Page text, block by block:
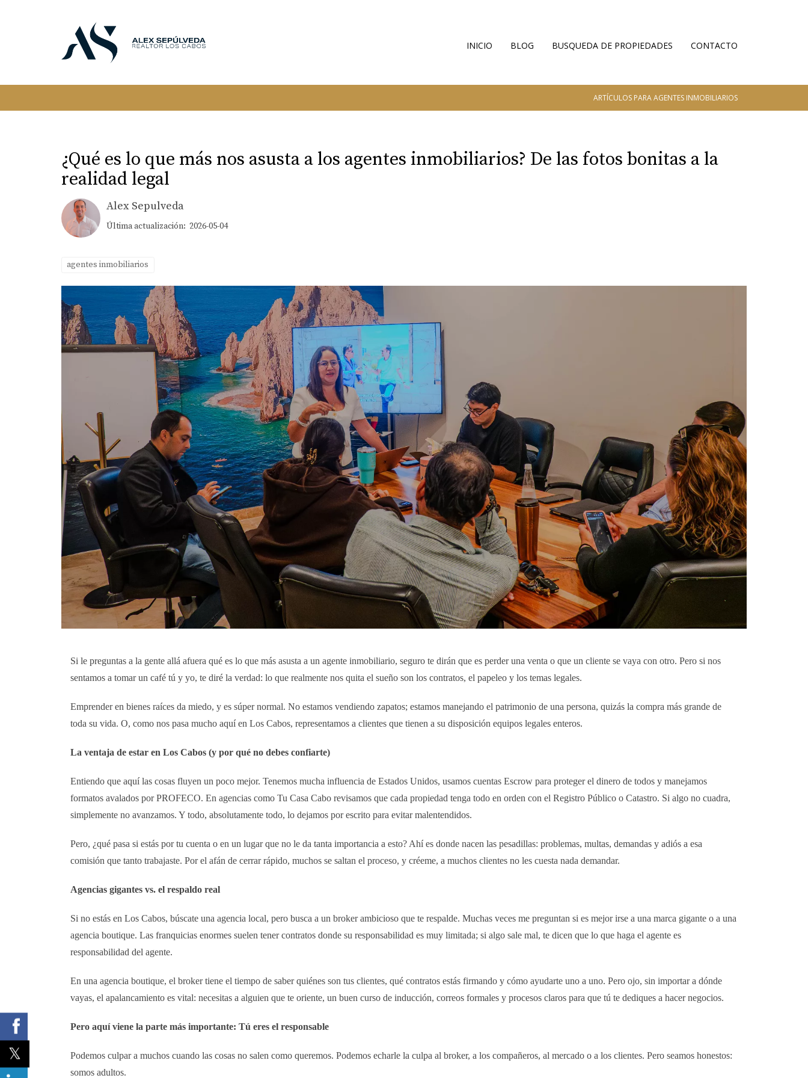
INICIO BLOG BUSQUEDA DE PROPIEDADES CONTACTO
ARTÍCULOS PARA AGENTES INMOBILIARIOS
¿Qué es lo que más nos asusta a los agentes inmobiliarios? De las fotos bonitas a la
realidad legal
Alex Sepulveda
Última actualización: 2026-05-04
agentes inmobiliarios
Si le preguntas a la gente allá afuera qué es lo que más asusta a un agente inmobiliario, seguro te dirán que es perder una venta o que un cliente se vaya con otro. Pero si nos
sentamos a tomar un café tú y yo, te diré la verdad: lo que realmente nos quita el sueño son los contratos, el papeleo y los temas legales.
Emprender en bienes raíces da miedo, y es súper normal. No estamos vendiendo zapatos; estamos manejando el patrimonio de una persona, quizás la compra más grande de
toda su vida. O, como nos pasa mucho aquí en Los Cabos, representamos a clientes que tienen a su disposición equipos legales enteros.
La ventaja de estar en Los Cabos (y por qué no debes confiarte)
Entiendo que aquí las cosas fluyen un poco mejor. Tenemos mucha influencia de Estados Unidos, usamos cuentas Escrow para proteger el dinero de todos y manejamos
formatos avalados por PROFECO. En agencias como Tu Casa Cabo revisamos que cada propiedad tenga todo en orden con el Registro Público o Catastro. Si algo no cuadra,
simplemente no avanzamos. Y todo, absolutamente todo, lo dejamos por escrito para evitar malentendidos.
Pero, ¿qué pasa si estás por tu cuenta o en un lugar que no le da tanta importancia a esto? Ahí es donde nacen las pesadillas: problemas, multas, demandas y adiós a esa
comisión que tanto trabajaste. Por el afán de cerrar rápido, muchos se saltan el proceso, y créeme, a muchos clientes no les cuesta nada demandar.
Agencias gigantes vs. el respaldo real
Si no estás en Los Cabos, búscate una agencia local, pero busca a un broker ambicioso que te respalde. Muchas veces me preguntan si es mejor irse a una marca gigante o a una
agencia boutique. Las franquicias enormes suelen tener contratos donde su responsabilidad es muy limitada; si algo sale mal, te dicen que lo que haga el agente es
responsabilidad del agente.
En una agencia boutique, el broker tiene el tiempo de saber quiénes son tus clientes, qué contratos estás firmando y cómo ayudarte uno a uno. Pero ojo, sin importar a dónde
vayas, el apalancamiento es vital: necesitas a alguien que te oriente, un buen curso de inducción, correos formales y procesos claros para que tú te dediques a hacer negocios.
Pero aquí viene la parte más importante: Tú eres el responsable
Podemos culpar a muchos cuando las cosas no salen como queremos. Podemos echarle la culpa al broker, a los compañeros, al mercado o a los clientes. Pero seamos honestos:
somos adultos.